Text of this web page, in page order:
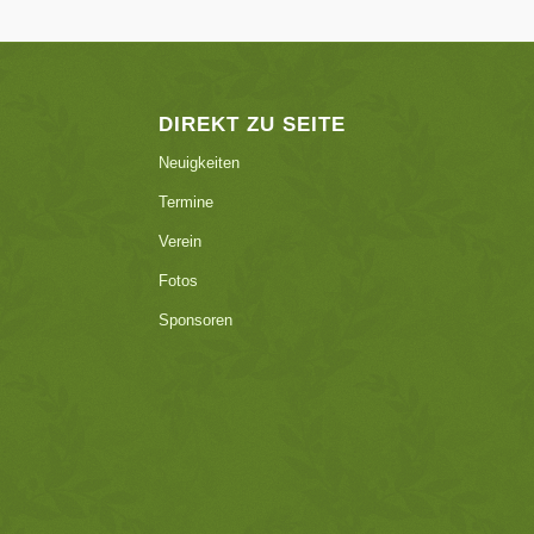
DIREKT ZU SEITE
Neuigkeiten
Termine
Verein
Fotos
Sponsoren